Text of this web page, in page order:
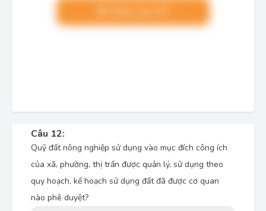
Câu 12:
Quỹ đất nông nghiệp sử dụng vào mục đích công ích
của xã, phường, thị trấn được quản lý, sử dụng theo
quy hoạch, kế hoạch sử dụng đất đã được cơ quan
nào phê duyệt?